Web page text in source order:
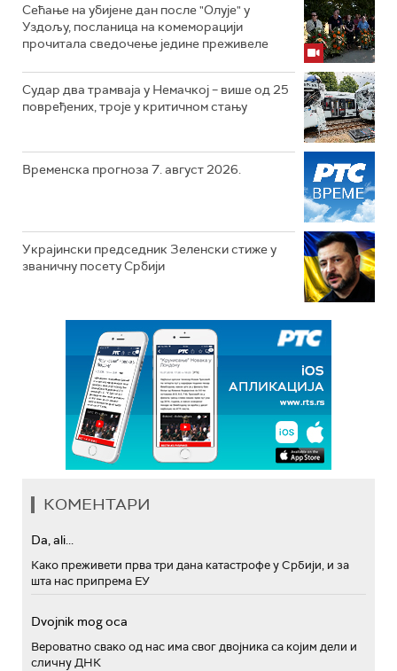
Сећање на убијене дан после "Олује" у
Уздољу, посланица на комеморацији
прочитала сведочење једине преживеле
Судар два трамваја у Немачкој – више од 25
повређених, троје у критичном стању
Временска прогноза 7. август 2026.
Украјински председник Зеленски стиже у
званичну посету Србији
КОМЕНТАРИ
Da, ali...
Како преживети прва три дана катастрофе у Србији, и за
шта нас припрема ЕУ
Dvojnik mog oca
Вероватно свако од нас има свог двојника са којим дели и
сличну ДНК